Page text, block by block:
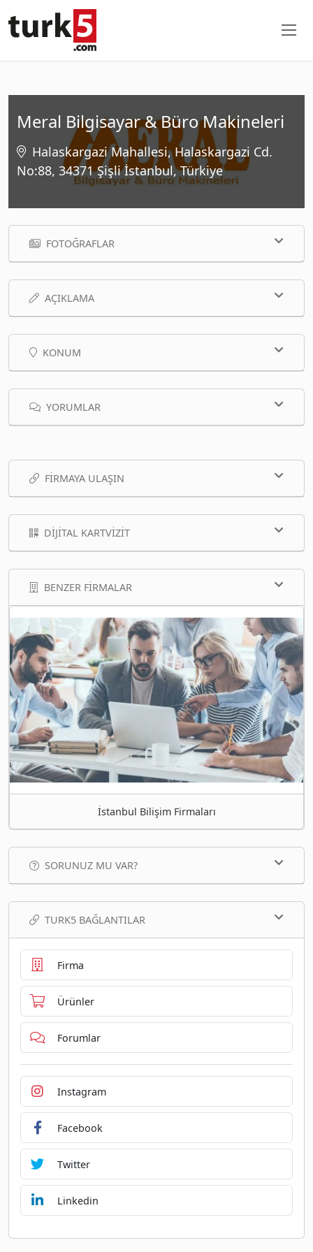
Meral Bilgisayar & Büro Makineleri
Halaskargazi Mahallesi, Halaskargazi Cd.
No:88, 34371 Şişli İstanbul, Türkiye
FOTOĞRAFLAR
AÇIKLAMA
KONUM
YORUMLAR
FIRMAYA ULAŞIN
DIJITAL KARTVIZIT
BENZER FIRMALAR
İstanbul Bilişim Firmaları
SORUNUZ MU VAR?
TURK5 BAĞLANTILAR
Firma
Ürünler
Forumlar
Instagram
Facebook
Twitter
Linkedin